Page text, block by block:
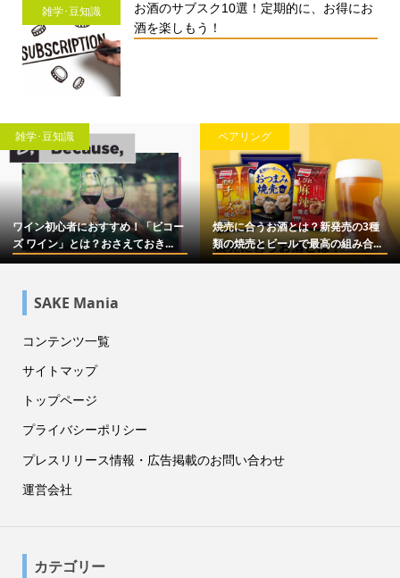
雑学･豆知識
お酒のサブスク10選！定期的に、お得にお
酒を楽しもう！
雑学･豆知識
ワイン初心者におすすめ！「ビコー
ズ ワイン」とは？おさえておき...
ペアリング
焼売に合うお酒とは？新発売の3種
類の焼売とビールで最高の組み合...
SAKE Mania
コンテンツ一覧
サイトマップ
トップページ
プライバシーポリシー
プレスリリース情報・広告掲載のお問い合わせ
運営会社
カテゴリー